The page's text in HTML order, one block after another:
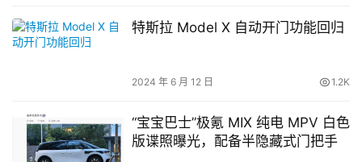
特斯拉 Model X 自动开门功能回归
2024 年 6 月 12 日 1.2K
“宝宝巴士”极氪 MIX 纯电 MPV 白色
版谍照曝光，配备半隐藏式门把手